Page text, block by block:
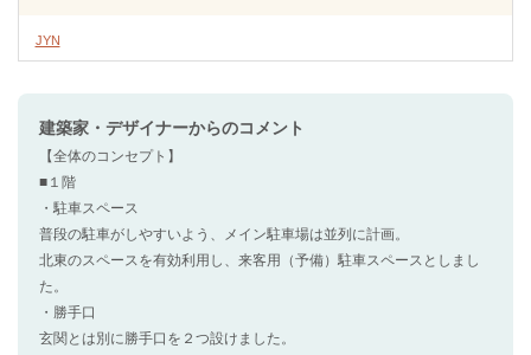
JYN
建築家・デザイナーからのコメント
【全体のコンセプト】
■１階
・駐車スペース
普段の駐車がしやすいよう、メイン駐車場は並列に計画。
北東のスペースを有効利用し、来客用（予備）駐車スペースとしまし
た。
・勝手口
玄関とは別に勝手口を２つ設けました。